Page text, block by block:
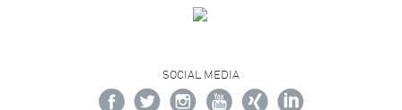
SOCIAL MEDIA